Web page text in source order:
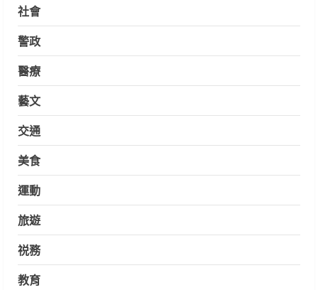
社會
警政
醫療
藝文
交通
美食
運動
旅遊
祱務
教育